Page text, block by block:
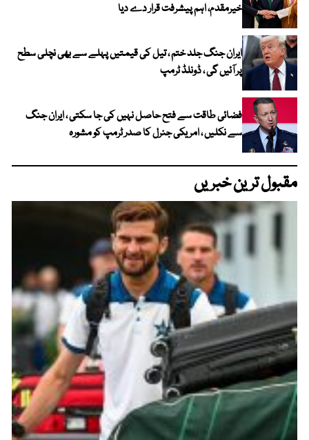
خیرمقدم، اہم پیشرفت قرار دے دیا
ایران جنگ جلد ختم ، تیل کی قیمتیں پہلے سے بھی نچلی سطح
پر آئیں گی ، ڈونلڈ ٹرمپ
فضائی طاقت سے فتح حاصل نہیں کی جا سکتی ، ایران جنگ
سے نکلیں ، امریکی جنرل کا صدر ٹرمپ کو مشورہ
مقبول ترین خبریں